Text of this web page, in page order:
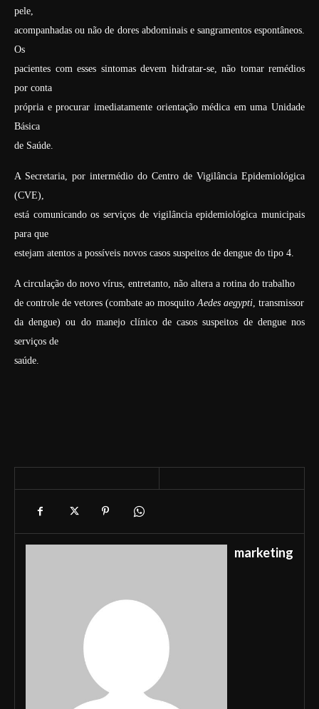
pele,
acompanhadas ou não de dores abdominais e sangramentos espontâneos.
Os
pacientes com esses sintomas devem hidratar-se, não tomar remédios
por conta
própria e procurar imediatamente orientação médica em uma Unidade
Básica
de Saúde.
A Secretaria, por intermédio do Centro de Vigilância Epidemiológica
(CVE),
está comunicando os serviços de vigilância epidemiológica municipais
para que
estejam atentos a possíveis novos casos suspeitos de dengue do tipo 4.
A circulação do novo vírus, entretanto, não altera a rotina do trabalho
de controle de vetores (combate ao mosquitoAedes aegypti, transmissor
da dengue) ou do manejo clínico de casos suspeitos de dengue nos
serviços de
saúde.
marketing